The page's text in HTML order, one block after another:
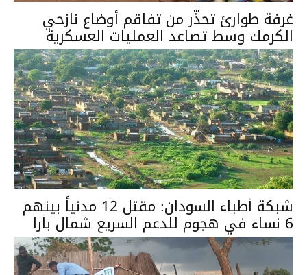
غرفة طوارئ تحذّر من تفاقم أوضاع نازحي
الكرمك وسط تصاعد العمليات العسكرية
شبكة أطباء السودان: مقتل 12 مدنياً بينهم
6 نساء في هجوم للدعم السريع شمال بارا